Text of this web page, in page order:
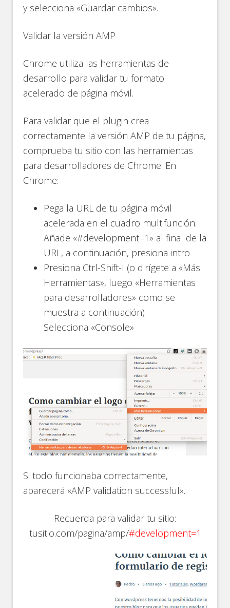
y selecciona «Guardar cambios».
Validar la versión AMP
Chrome utiliza las herramientas de
desarrollo para validar tu formato
acelerado de página móvil.
Para validar que el plugin crea
correctamente la versión AMP de tu página,
comprueba tu sitio con las herramientas
para desarrolladores de Chrome. En
Chrome:
Pega la URL de tu página móvil
acelerada en el cuadro multifunción.
Añade «#development=1» al final de la
URL, a continuación, presiona intro
Presiona Ctrl-Shift-I (o dirígete a «Más
Herramientas», luego «Herramientas
para desarrolladores» como se
muestra a continuación)
Selecciona «Console»
Si todo funcionaba correctamente,
aparecerá «AMP validation successful».
Recuerda para validar tu sitio:
tusitio.com/pagina/amp/#development=1